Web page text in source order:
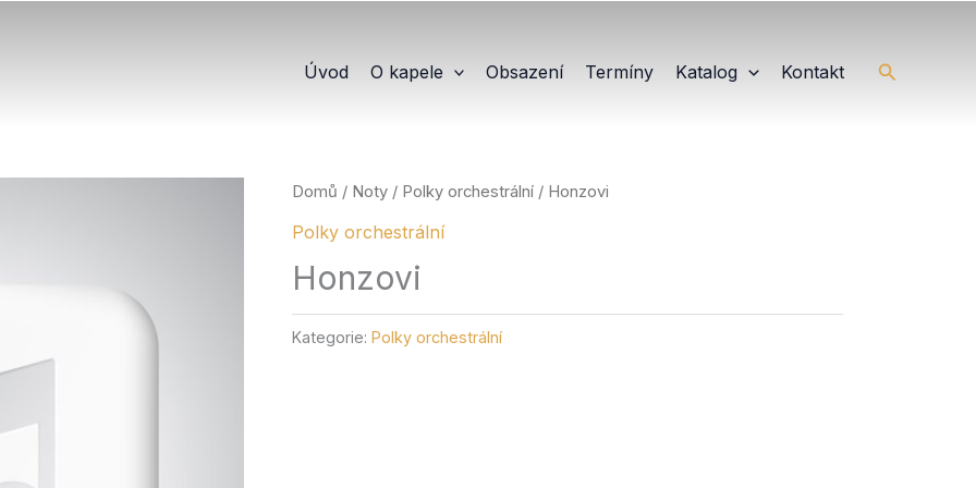
Úvod O kapele Obsazení Termíny Katalog Kontakt Hledat
Domů / Noty / Polky orchestrální / Honzovi
Polky orchestrální
Honzovi
Kategorie: Polky orchestrální